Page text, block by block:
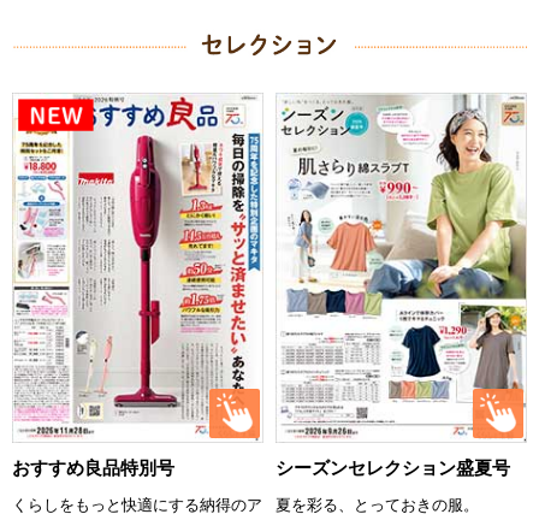
おすすめ良品特別号
くらしをもっと快適にする納得のア
シーズンセレクション盛夏号
夏を彩る、とっておきの服。